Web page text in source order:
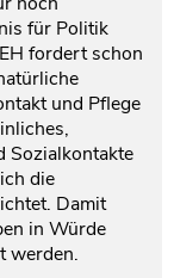
für Politik
fordert schon
und Pflege
Sozialkontakte
die
Damit
in Würde
werden.